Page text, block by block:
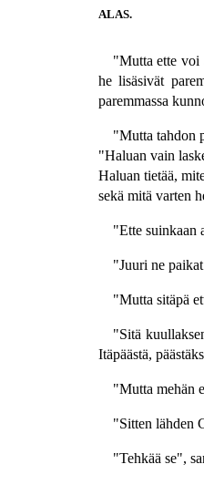
ALAS.
"Mutta ette voi
he lisäsivät
paremmassa
"Mutta tahdon
"Haluan vain
Haluan tietää,
sekä mitä varten
"Ette suinkaan
"Juuri ne
"Mutta sitäpä
"Sitä
Itäpäästä,
"Mutta mehän
"Sitten lähden
"Tehkää se",